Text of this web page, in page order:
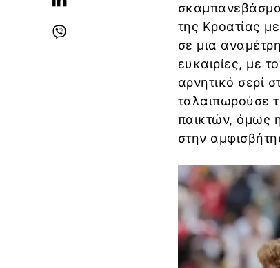
της Κροατίας
σε μια
ευκαιρίες, με
αρνητικό σερί
ταλαιπωρούσε
παικτών, όμως
στην